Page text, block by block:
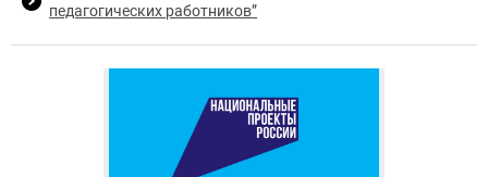
педагогических работников”